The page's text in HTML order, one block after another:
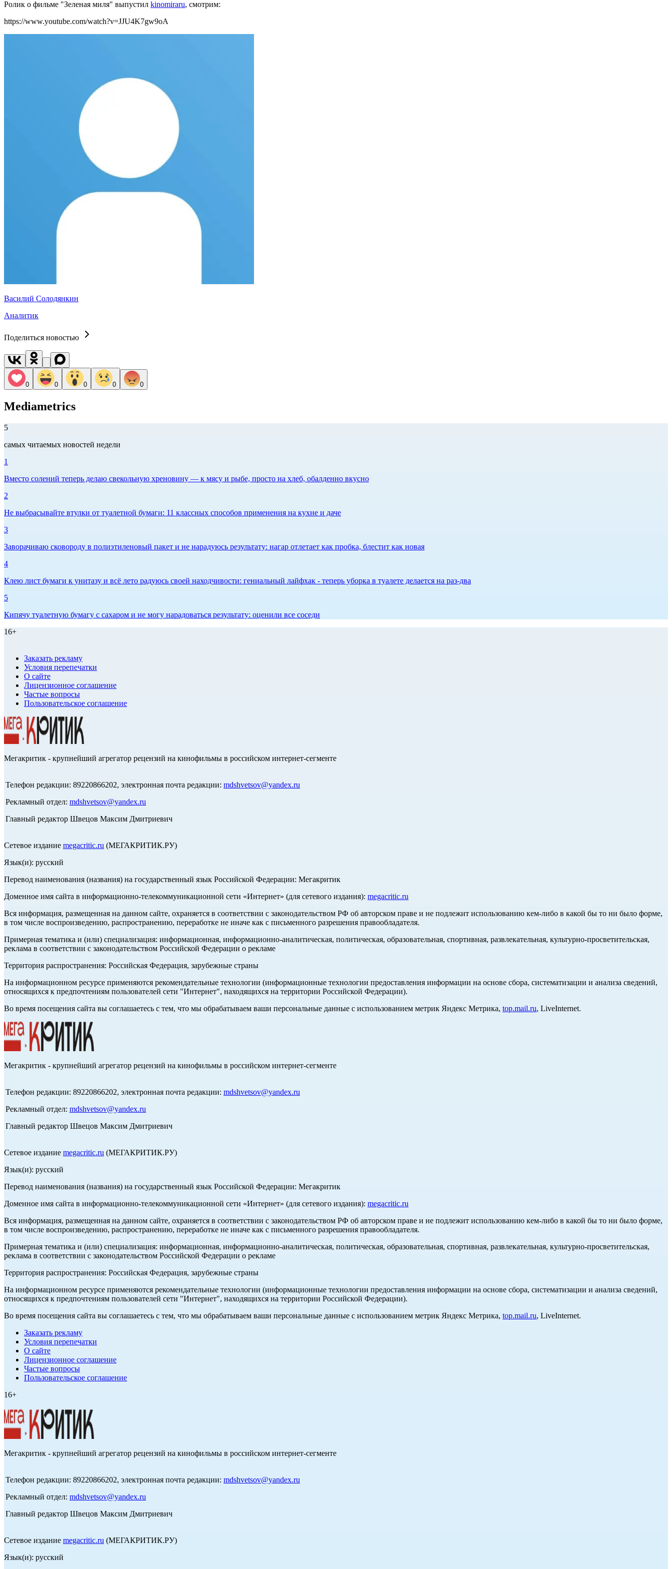
Ролик о фильме "Зеленая миля" выпустил kinomiraru, смотрим:
https://www.youtube.com/watch?v=JJU4K7gw9oA
Василий Солодянкин
Аналитик
Поделиться новостью
0 0 0 0 0
Mediametrics
5
самых читаемых новостей недели
1
Вместо солений теперь делаю свекольную хреновину — к мясу и рыбе, просто на хлеб, обалденно вкусно
2
Не выбрасывайте втулки от туалетной бумаги: 11 классных способов применения на кухне и даче
3
Заворачиваю сковороду в полиэтиленовый пакет и не нарадуюсь результату: нагар отлетает как пробка, блестит как новая
4
Клею лист бумаги к унитазу и всё лето радуюсь своей находчивости: гениальный лайфхак - теперь уборка в туалете делается на раз-два
5
Кипячу туалетную бумагу с сахаром и не могу нарадоваться результату: оценили все соседи
16+
Заказать рекламу
Условия перепечатки
О сайте
Лицензионное соглашение
Частые вопросы
Пользовательское соглашение
Мегакритик - крупнейший агрегатор рецензий на кинофильмы в российском интернет-сегменте
Телефон редакции: 89220866202, электронная почта редакции: mdshvetsov@yandex.ru
Рекламный отдел: mdshvetsov@yandex.ru
Главный редактор Швецов Максим Дмитриевич
Сетевое издание megacritic.ru (МЕГАКРИТИК.РУ)
Язык(и): русский
Перевод наименования (названия) на государственный язык Российской Федерации: Мегакритик
Доменное имя сайта в информационно-телекоммуникационной сети «Интернет» (для сетевого издания): megacritic.ru
Вся информация, размещенная на данном сайте, охраняется в соответствии с законодательством РФ об авторском праве и не подлежит использованию кем-либо в какой бы то ни было форме,
в том числе воспроизведению, распространению, переработке не иначе как с письменного разрешения правообладателя.
Примерная тематика и (или) специализация: информационная, информационно-аналитическая, политическая, образовательная, спортивная, развлекательная, культурно-просветительская,
реклама в соответствии с законодательством Российской Федерации о рекламе
Территория распространения: Российская Федерация, зарубежные страны
На информационном ресурсе применяются рекомендательные технологии (информационные технологии предоставления информации на основе сбора, систематизации и анализа сведений,
относящихся к предпочтениям пользователей сети "Интернет", находящихся на территории Российской Федерации).
Во время посещения сайта вы соглашаетесь с тем, что мы обрабатываем ваши персональные данные с использованием метрик Яндекс Метрика, top.mail.ru, LiveInternet.
Мегакритик - крупнейший агрегатор рецензий на кинофильмы в российском интернет-сегменте
Телефон редакции: 89220866202, электронная почта редакции: mdshvetsov@yandex.ru
Рекламный отдел: mdshvetsov@yandex.ru
Главный редактор Швецов Максим Дмитриевич
Сетевое издание megacritic.ru (МЕГАКРИТИК.РУ)
Язык(и): русский
Перевод наименования (названия) на государственный язык Российской Федерации: Мегакритик
Доменное имя сайта в информационно-телекоммуникационной сети «Интернет» (для сетевого издания): megacritic.ru
Вся информация, размещенная на данном сайте, охраняется в соответствии с законодательством РФ об авторском праве и не подлежит использованию кем-либо в какой бы то ни было форме,
в том числе воспроизведению, распространению, переработке не иначе как с письменного разрешения правообладателя.
Примерная тематика и (или) специализация: информационная, информационно-аналитическая, политическая, образовательная, спортивная, развлекательная, культурно-просветительская,
реклама в соответствии с законодательством Российской Федерации о рекламе
Территория распространения: Российская Федерация, зарубежные страны
На информационном ресурсе применяются рекомендательные технологии (информационные технологии предоставления информации на основе сбора, систематизации и анализа сведений,
относящихся к предпочтениям пользователей сети "Интернет", находящихся на территории Российской Федерации).
Во время посещения сайта вы соглашаетесь с тем, что мы обрабатываем ваши персональные данные с использованием метрик Яндекс Метрика, top.mail.ru, LiveInternet.
Заказать рекламу
Условия перепечатки
О сайте
Лицензионное соглашение
Частые вопросы
Пользовательское соглашение
16+
Мегакритик - крупнейший агрегатор рецензий на кинофильмы в российском интернет-сегменте
Телефон редакции: 89220866202, электронная почта редакции: mdshvetsov@yandex.ru
Рекламный отдел: mdshvetsov@yandex.ru
Главный редактор Швецов Максим Дмитриевич
Сетевое издание megacritic.ru (МЕГАКРИТИК.РУ)
Язык(и): русский